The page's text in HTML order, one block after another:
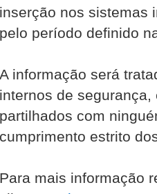
inserção nos sistemas
pelo período definido
A informação será
internos de
partilhados com
cumprimento estrito
Para mais informação